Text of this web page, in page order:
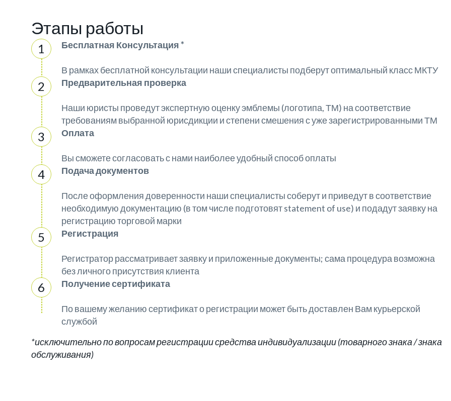
Этапы работы
Бесплатная Консультация *
В рамках бесплатной консультации наши специалисты подберут оптимальный класс МКТУ
Предварительная проверка
Наши юристы проведут экспертную оценку эмблемы (логотипа, ТМ) на соответствие
требованиям выбранной юрисдикции и степени смешения с уже зарегистрированными ТМ
Оплата
Вы сможете согласовать с нами наиболее удобный способ оплаты
Подача документов
После оформления доверенности наши специалисты соберут и приведут в соответствие
необходимую документацию (в том числе подготовят statement of use) и подадут заявку на
регистрацию торговой марки
Регистрация
Регистратор рассматривает заявку и приложенные документы; сама процедура возможна
без личного присутствия клиента
Получение сертификата
По вашему желанию сертификат о регистрации может быть доставлен Вам курьерской
службой
*исключительно по вопросам регистрации средства индивидуализации (товарного знака / знака
обслуживания)